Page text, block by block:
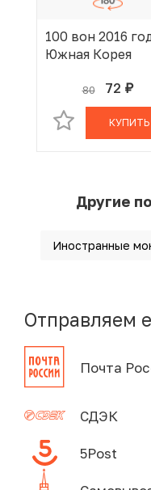
100 вон 2016
Южная Корея
80 72 руб.
В КОРЗИНЕ
КУПИТЬ
Другие
Иностранные
Отправляем
Почта
СДЭК
5Post